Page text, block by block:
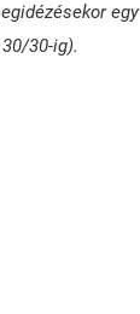
egy
30-ig).